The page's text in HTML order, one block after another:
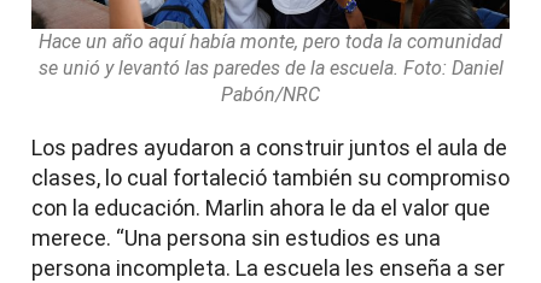
Hace un año aquí había monte, pero toda la comunidad
se unió y levantó las paredes de la escuela. Foto: Daniel
Pabón/NRC
Los padres ayudaron a construir juntos el aula de
clases, lo cual fortaleció también su compromiso
con la educación. Marlin ahora le da el valor que
merece. “Una persona sin estudios es una
persona incompleta. La escuela les enseña a ser